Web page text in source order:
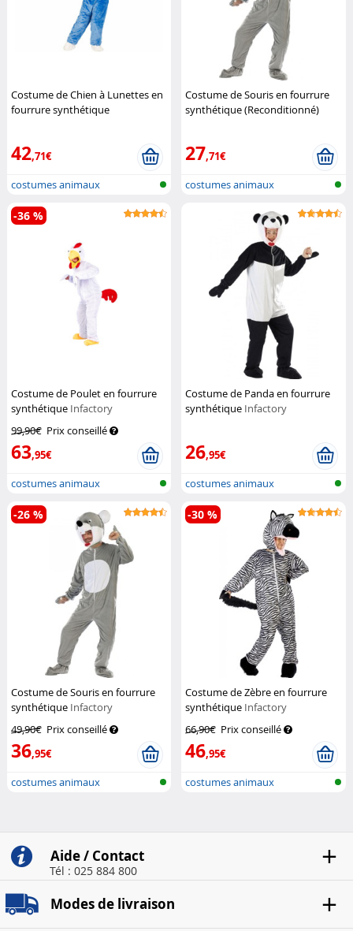
Costume de Chien à Lunettes en
fourrure synthétique
42,71€
costumes animaux
Costume de Souris en fourrure
synthétique (Reconditionné)
27,71€
costumes animaux
Costume de Poulet en fourrure
synthétique Infactory
99,90€ Prix conseillé
63,95€
-36 %
costumes animaux
Costume de Panda en fourrure
synthétique Infactory
26,95€
costumes animaux
Costume de Souris en fourrure
synthétique Infactory
49,90€ Prix conseillé
36,95€
-26 %
costumes animaux
Costume de Zèbre en fourrure
synthétique Infactory
66,90€ Prix conseillé
46,95€
-30 %
costumes animaux
Aide / Contact
Tél : 025 884 800
Modes de livraison